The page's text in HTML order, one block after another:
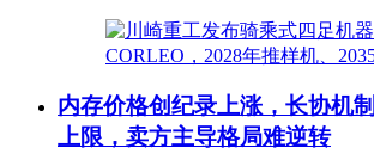
内存价格创纪录上涨，长协机
上限，卖方主导格局难逆转